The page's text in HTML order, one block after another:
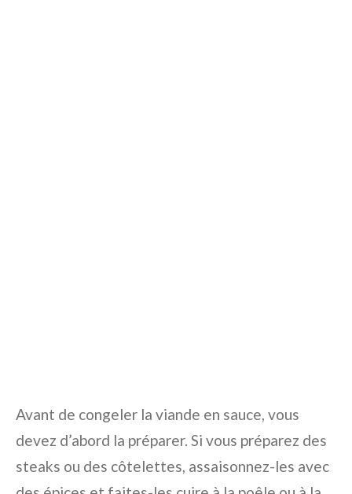
Avant de congeler la viande en sauce, vous
devez d’abord la préparer. Si vous préparez des
steaks ou des côtelettes, assaisonnez-les avec